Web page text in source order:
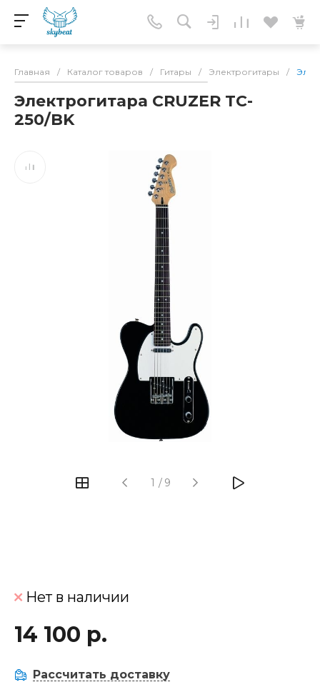
Главная / Каталог товаров / Гитары / Электрогитары /
Электрогитара CRUZER TC-
250/BK
1 / 9
Нет в наличии
14 100 р.
Рассчитать доставку